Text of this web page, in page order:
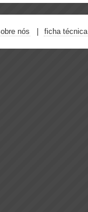
nós ficha técnica